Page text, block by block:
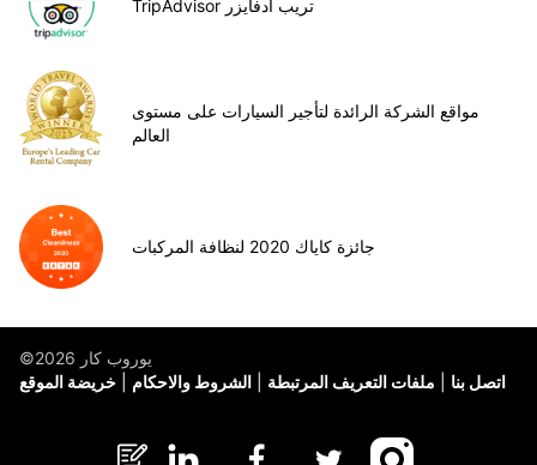
TripAdvisor تريب أدفايزر
مواقع الشركة الرائدة لتأجير السيارات على مستوى
العالم
جائزة كاياك 2020 لنظافة المركبات
©يوروب كار 2026
خريضة الموقع
الشروط والاحكام ملفات التعريف المرتبطة اتصل بنا